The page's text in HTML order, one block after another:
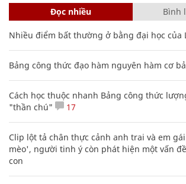
Đọc nhiều Bình
Nhiều điểm bất thường ở bằng đại học của
Bảng công thức đạo hàm nguyên hàm cơ
Cách học thuộc nhanh Bảng công thức
"thần chú"
17
Clip lột tả chân thực cảnh anh trai và em
mèo', người tinh ý còn phát hiện một vấn
con